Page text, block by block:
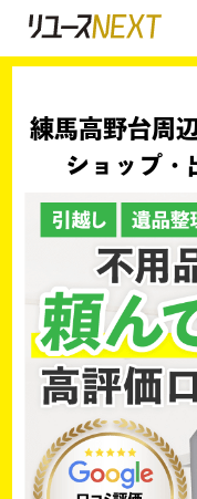
練馬高野台周
ショップ・